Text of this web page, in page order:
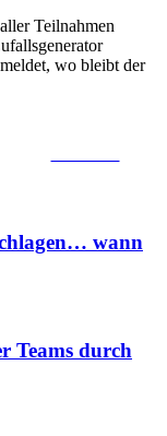
Teilnahmen
wo bleibt der
wann
Teams durch